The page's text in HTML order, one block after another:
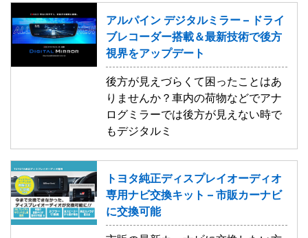
アルパイン デジタルミラー – ドライ
ブレコーダー搭載＆最新技術で後方
視界をアップデート
後方が見えづらくて困ったことはあ
りませんか？車内の荷物などでアナ
ログミラーでは後方が見えない時で
もデジタルミ
トヨタ純正ディスプレイオーディオ
専用ナビ交換キット – 市販カーナビ
に交換可能